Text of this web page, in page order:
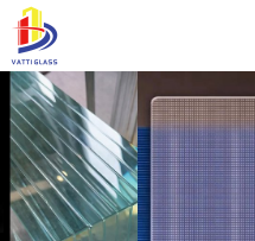
We
are
the
professional
glassware
manufacturer,